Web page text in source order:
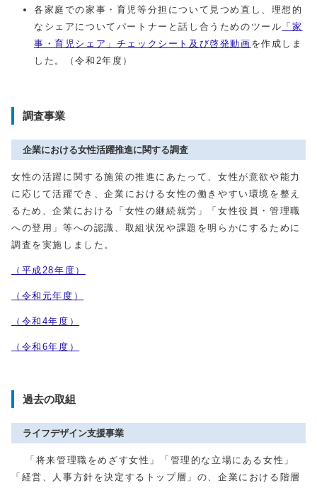
各家庭での家事・育児等分担について見つめ直し、理想的
なシェアについてパートナーと話し合うためのツール 「家
事・育児シェア」チェックシート及び啓発動画 を作成しま
した。（令和2年度）
調査事業
企業における女性活躍推進に関する調査
女性の活躍に関する施策の推進にあたって、女性が意欲や能力
に応じて活躍でき、企業における女性の働きやすい環境を整え
るため、企業における「女性の継続就労」「女性役員・管理職
への登用」等への認識、取組状況や課題を明らかにするために
調査を実施しました。
（平成28年度）
（令和元年度）
（令和4年度）
（令和6年度）
過去の取組
ライフデザイン支援事業
「将来管理職をめざす女性」「管理的な立場にある女性」
「経営、人事方針を決定するトップ層」の、企業における階層